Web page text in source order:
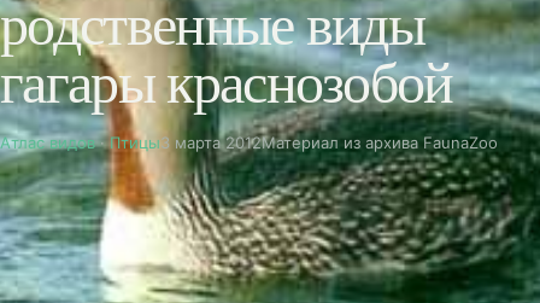
родственные виды
гагары краснозобой
Атлас видов· Птицы3 марта 2012Материал из архива FaunaZoo